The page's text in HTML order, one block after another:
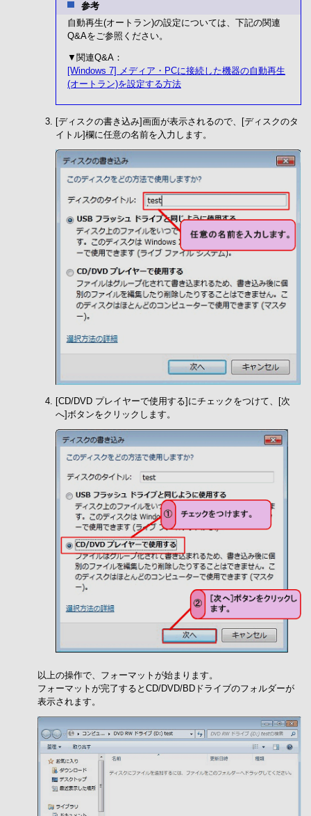
参考
自動再生(オートラン)の設定については、下記の関連
Q&Aをご参照ください。
▼関連Q&A：
[Windows 7] メディア・PCに接続した機器の自動再生
(オートラン)を設定する方法
[ディスクの書き込み]画面が表示されるので、[ディスクのタ
イトル]欄に任意の名前を入力します。
[CD/DVD プレイヤーで使用する]にチェックをつけて、[次
へ]ボタンをクリックします。
以上の操作で、フォーマットが始まります。
フォーマットが完了するとCD/DVD/BDドライブのフォルダーが
表示されます。